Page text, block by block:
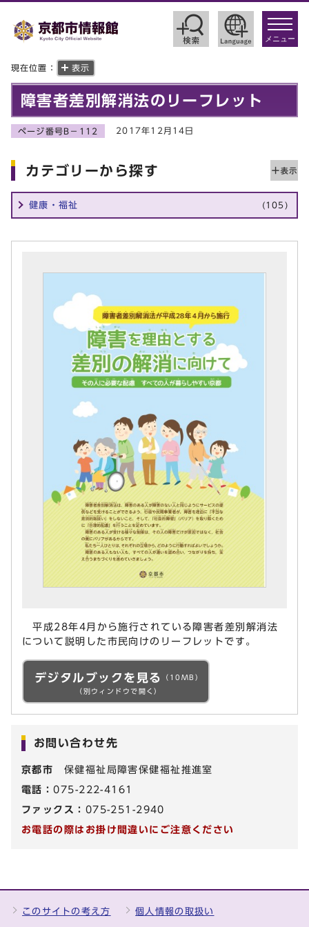
toggle
メニュー
現在位置： 表示
障害者差別解消法のリーフレット
ページ番号B－112 2017年12月14日
カテゴリーから探す
健康・福祉 (105)
平成28年4月から施行されている障害者差別解消法
について説明した市民向けのリーフレットです。
デジタルブックを見る
（10MB）
（別ウィンドウで開く）
お問い合わせ先
京都市 保健福祉局障害保健福祉推進室
電話：075-222-4161
ファックス： 075-251-2940
お電話の際はお掛け間違いにご注意ください
このサイトの考え方 個人情報の取扱い